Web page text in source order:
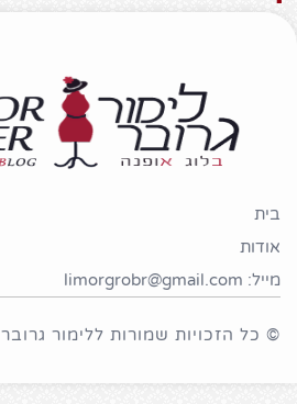
בית
אודות
מייל: limorgrobr@gmail.com
© כל הזכויות שמורות ללימור גרובר